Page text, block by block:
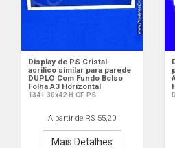
Display de PS Cristal
acrilico similar para parede
DUPLO Com Fundo Bolso
Folha A3 Horizontal
1341 30x42 H CF PS
A partir de R$ 55,20
Mais Detalhes